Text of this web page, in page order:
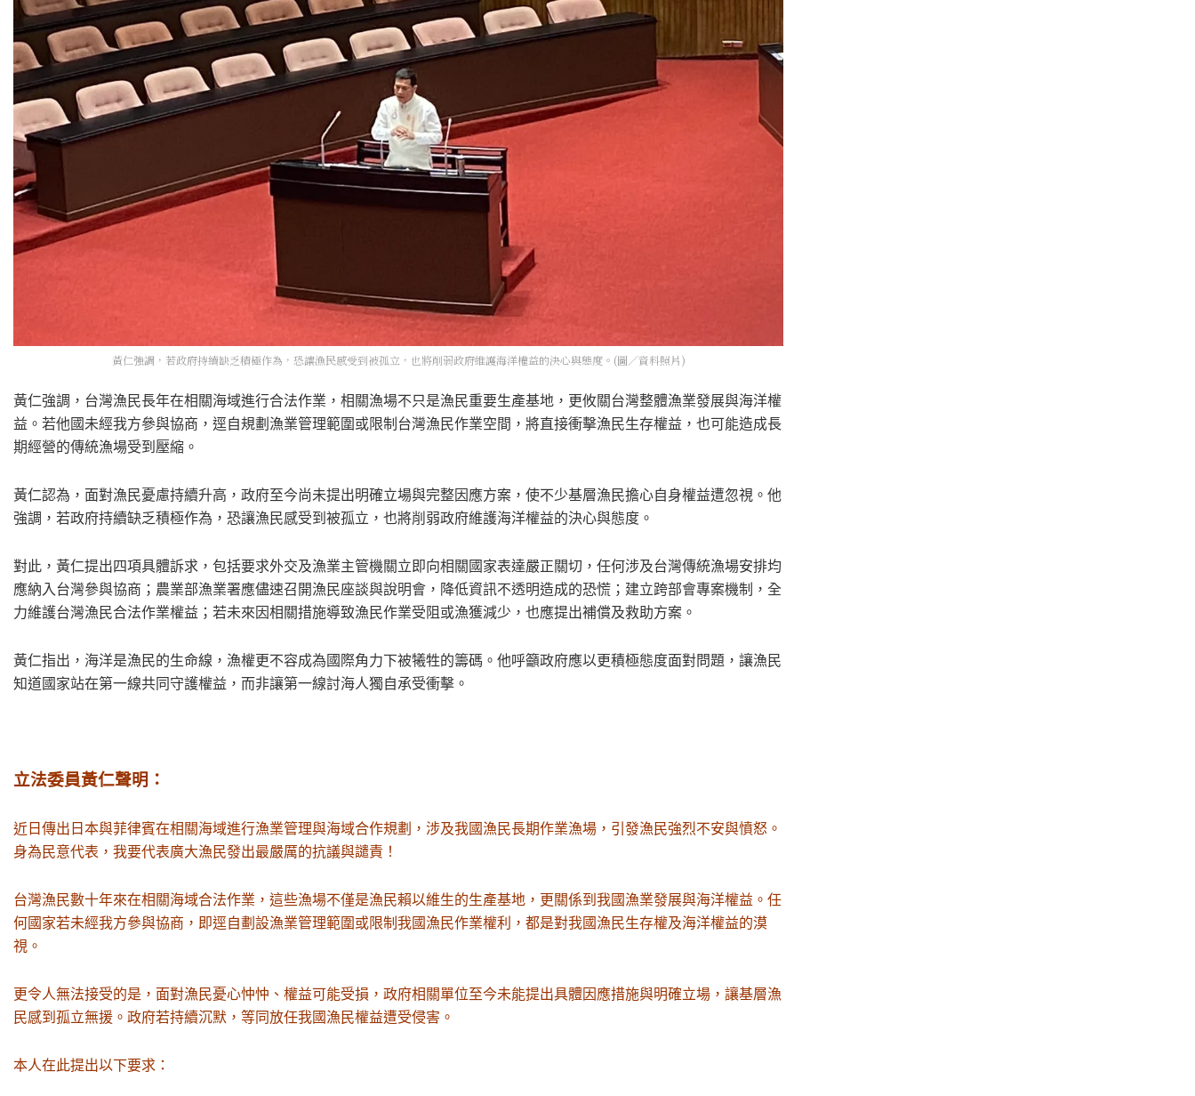
黃仁強調，若政府持續缺乏積極作為，恐讓漁民感受到被孤立，也將削弱政府維護海洋權益的決心與態度。(圖／資料照片)
黃仁強調，台灣漁民長年在相關海域進行合法作業，相關漁場不只是漁民重要生產基地，更攸關台灣整體漁業發展與海洋權
益。若他國未經我方參與協商，逕自規劃漁業管理範圍或限制台灣漁民作業空間，將直接衝擊漁民生存權益，也可能造成長
期經營的傳統漁場受到壓縮。
黃仁認為，面對漁民憂慮持續升高，政府至今尚未提出明確立場與完整因應方案，使不少基層漁民擔心自身權益遭忽視。他
強調，若政府持續缺乏積極作為，恐讓漁民感受到被孤立，也將削弱政府維護海洋權益的決心與態度。
對此，黃仁提出四項具體訴求，包括要求外交及漁業主管機關立即向相關國家表達嚴正關切，任何涉及台灣傳統漁場安排均
應納入台灣參與協商；農業部漁業署應儘速召開漁民座談與說明會，降低資訊不透明造成的恐慌；建立跨部會專案機制，全
力維護台灣漁民合法作業權益；若未來因相關措施導致漁民作業受阻或漁獲減少，也應提出補償及救助方案。
黃仁指出，海洋是漁民的生命線，漁權更不容成為國際角力下被犧牲的籌碼。他呼籲政府應以更積極態度面對問題，讓漁民
知道國家站在第一線共同守護權益，而非讓第一線討海人獨自承受衝擊。
立法委員黃仁聲明：
近日傳出日本與菲律賓在相關海域進行漁業管理與海域合作規劃，涉及我國漁民長期作業漁場，引發漁民強烈不安與憤怒。
身為民意代表，我要代表廣大漁民發出最嚴厲的抗議與譴責！
台灣漁民數十年來在相關海域合法作業，這些漁場不僅是漁民賴以維生的生產基地，更關係到我國漁業發展與海洋權益。任
何國家若未經我方參與協商，即逕自劃設漁業管理範圍或限制我國漁民作業權利，都是對我國漁民生存權及海洋權益的漠
視。
更令人無法接受的是，面對漁民憂心忡忡、權益可能受損，政府相關單位至今未能提出具體因應措施與明確立場，讓基層漁
民感到孤立無援。政府若持續沉默，等同放任我國漁民權益遭受侵害。
本人在此提出以下要求：